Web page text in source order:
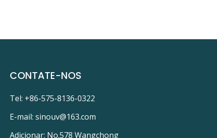
CONTATE-NOS
Tel: +86-575-8136-0322
E-mail: sinouv@163.com
Adicionar: No.578 Wangchong